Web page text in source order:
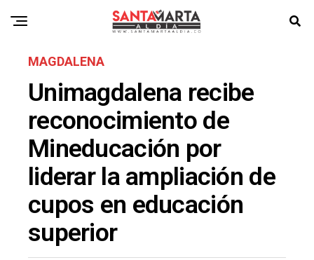
MAGDALENA
Unimagdalena recibe
reconocimiento de
Mineducación por
liderar la ampliación de
cupos en educación
superior